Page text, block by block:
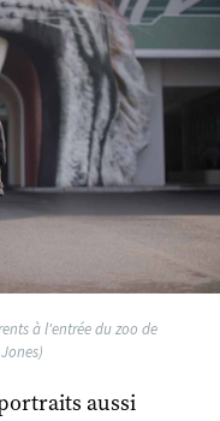
à l'entrée du zoo de
aussi